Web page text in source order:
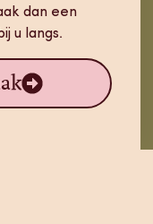
dan een
u langs.